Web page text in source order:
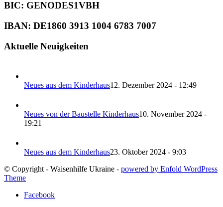
BIC: GENODES1VBH
IBAN: DE1860 3913 1004 6783 7007
Aktuelle Neuigkeiten
Neues aus dem Kinderhaus12. Dezember 2024 - 12:49
Neues von der Baustelle Kinderhaus10. November 2024 -
19:21
Neues aus dem Kinderhaus23. Oktober 2024 - 9:03
© Copyright - Waisenhilfe Ukraine - powered by Enfold WordPress
Theme
Facebook